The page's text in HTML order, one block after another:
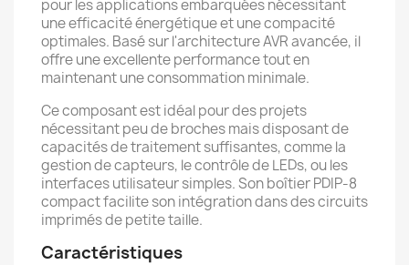
pour les applications embarquées nécessitant
une efficacité énergétique et une compacité
optimales. Basé sur l'architecture AVR avancée, il
offre une excellente performance tout en
maintenant une consommation minimale.
Ce composant est idéal pour des projets
nécessitant peu de broches mais disposant de
capacités de traitement suffisantes, comme la
gestion de capteurs, le contrôle de LEDs, ou les
interfaces utilisateur simples. Son boîtier PDIP-8
compact facilite son intégration dans des circuits
imprimés de petite taille.
Caractéristiques